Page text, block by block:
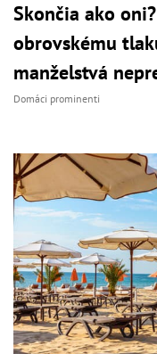
Skončia ako
obrovskému
manželstvá
Domáci prominenti